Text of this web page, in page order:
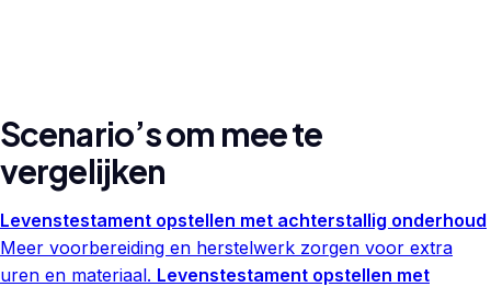
Scenario’s om mee te
vergelijken
Levenstestament opstellen met achterstallig onderhoud
Meer voorbereiding en herstelwerk zorgen voor extra
uren en materiaal. Levenstestament opstellen met